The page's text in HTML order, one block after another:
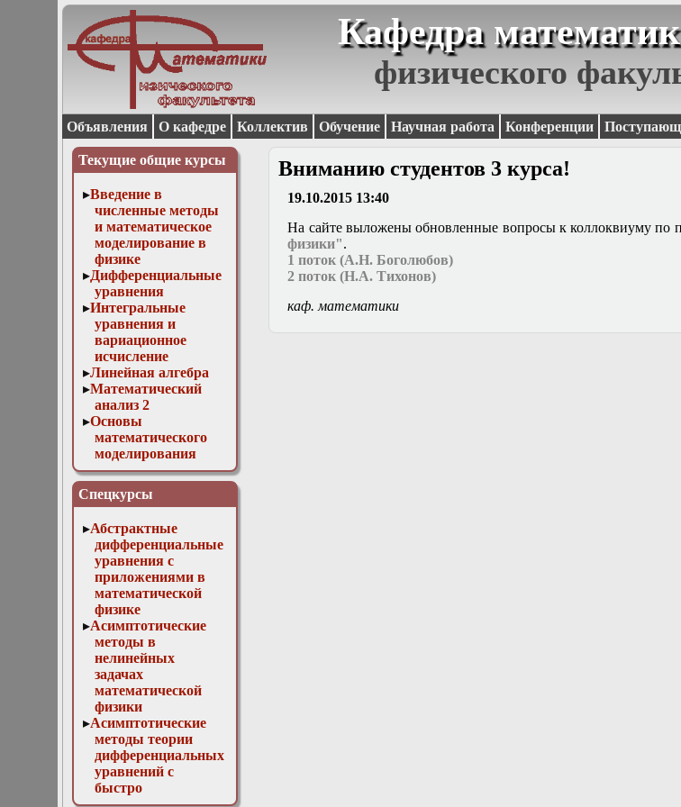
Кафедра
физического
Объявления О кафедре Коллектив Обучение Научная работа Конференции
Текущие общие курсы
Введение в
численные методы
и математическое
моделирование в
физике
Дифференциальные
уравнения
Интегральные
уравнения и
вариационное
исчисление
Линейная алгебра
Математический
анализ 2
Основы
математического
моделирования
Численные методы
в физике
Спецкурсы
Абстрактные
дифференциальные
уравнения с
приложениями в
математической
физике
Асимптотические
методы в
нелинейных
задачах
математической
физики
Асимптотические
методы теории
дифференциальных
уравнений с
быстро
осциллирующими
Вниманию студентов 3 курса!
19.10.2015 13:40
На сайте выложены обновленные вопросы к коллоквиуму по
физики".
1 поток (А.Н. Боголюбов)
2 поток (Н.А. Тихонов)
каф. математики